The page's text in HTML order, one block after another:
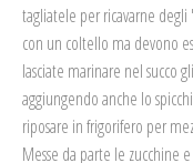
tagliatele per ricavarne
con un coltello ma devono
lasciate marinare nel succo
aggiungendo anche lo
riposare in frigorifero per
Messe da parte le zucchine